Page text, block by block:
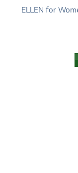
ELLEN for